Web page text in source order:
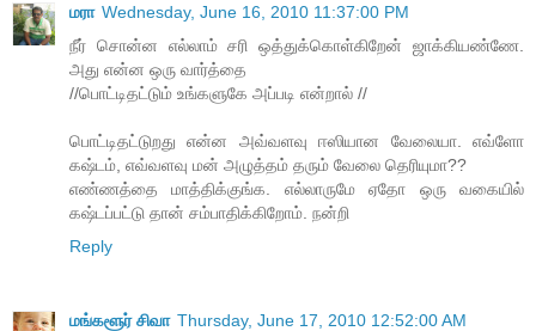
மரா Wednesday, June 16, 2010 11:37:00 PM
நீர் சொன்ன எல்லாம் சரி ஒத்துக்கொள்கிறேன் ஜாக்கியண்ணே.
அது என்ன ஒரு வார்த்தை
//பொட்டிதட்டும் உங்களுகே அப்படி என்றால் //
பொட்டிதட்டுறது என்ன அவ்வளவு ஈஸியான வேலையா. எவ்ளோ
கஷ்டம், எவ்வளவு மன் அழுத்தம் தரும் வேலை தெரியுமா??
எண்ணத்தை மாத்திக்குங்க. எல்லாருமே ஏதோ ஒரு வகையில்
கஷ்டப்பட்டு தான் சம்பாதிக்கிறோம். நன்றி
Reply
மங்களூர் சிவா Thursday, June 17, 2010 12:52:00 AM